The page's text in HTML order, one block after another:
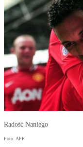
Radość Naniego
Foto: AFP